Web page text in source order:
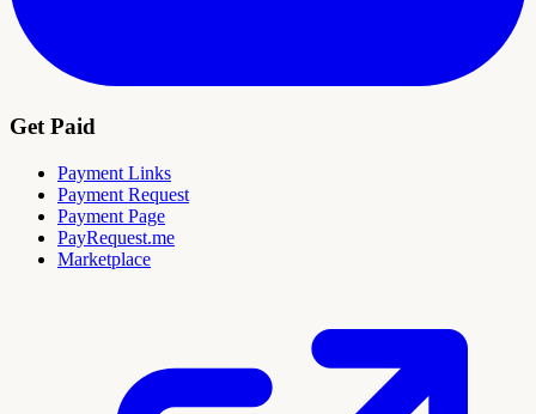
Get Paid
Payment Links
Payment Request
Payment Page
PayRequest.me
Marketplace